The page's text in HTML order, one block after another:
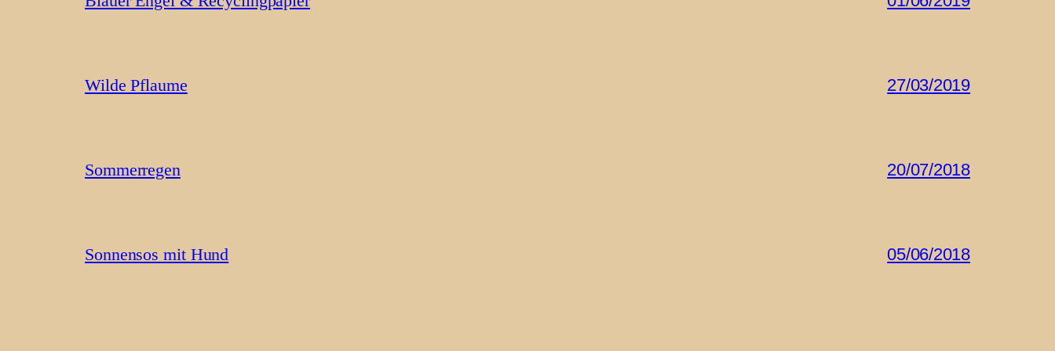
Wilde Pflaume 27/03/2019
Sommerregen 20/07/2018
Sonnensos mit Hund 05/06/2018